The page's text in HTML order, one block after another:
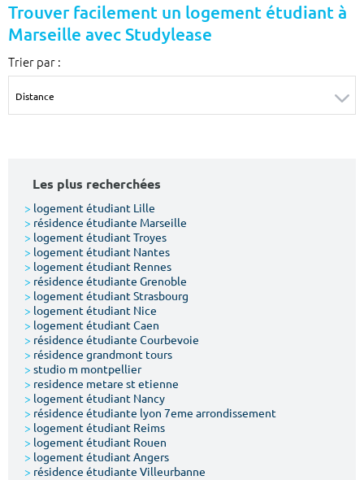
Budget min
€
Budget max
m² m²
Votre date d'entrée
Chercher
Trouver facilement un logement étudiant à
Marseille avec Studylease
Trier par :
Les plus recherchées
> logement étudiant Lille
> résidence étudiante Marseille
> logement étudiant Troyes
> logement étudiant Nantes
> logement étudiant Rennes
> résidence étudiante Grenoble
> logement étudiant Strasbourg
> logement étudiant Nice
> logement étudiant Caen
> résidence étudiante Courbevoie
> résidence grandmont tours
> studio m montpellier
> residence metare st etienne
> logement étudiant Nancy
> résidence étudiante lyon 7eme arrondissement
> logement étudiant Reims
> logement étudiant Rouen
> logement étudiant Angers
> résidence étudiante Villeurbanne